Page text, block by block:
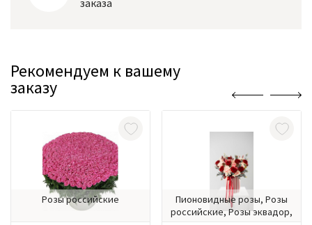
Рекомендуем к вашему
заказу
Розы российские
Пионовидные розы, Розы
российские, Розы эквадор,